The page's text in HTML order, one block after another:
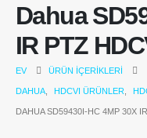
Dahua
IR PTZ
EV ÜRÜN İÇERIKLERI
DAHUA HDCVI ÜRÜNLER
DAHUA SD59430I-HC 4MP 30X